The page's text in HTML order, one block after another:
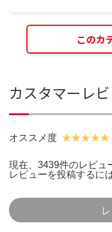
このカ
カスタマーレ
オススメ度
現在、3439件のレビュ
レビューを投稿するに